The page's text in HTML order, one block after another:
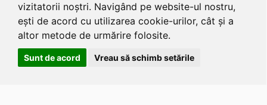
vizitatorii noștri. Navigând pe website-ul nostru,
ești de acord cu utilizarea cookie-urilor, cât și a
altor metode de urmărire folosite.
Sunt de acord Vreau să schimb setările